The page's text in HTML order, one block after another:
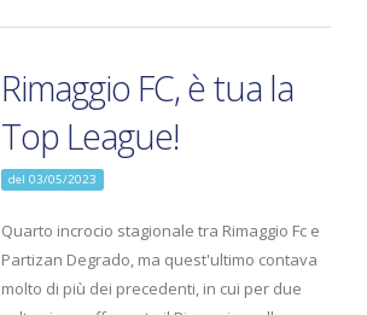
Rimaggio FC, è tua la
Top League!
del 03/05/2023
Quarto incrocio stagionale tra Rimaggio Fc e
Partizan Degrado, ma quest'ultimo contava
molto di più dei precedenti, in cui per due